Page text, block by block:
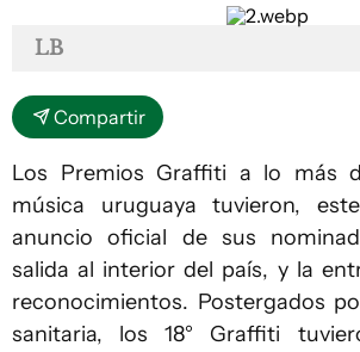
LB
Compartir
Los Premios Graffiti a lo más
música uruguaya tuvieron,
anuncio oficial de sus
salida al interior del país, y la
reconocimientos. Postergados
sanitaria, los 18° Graffiti